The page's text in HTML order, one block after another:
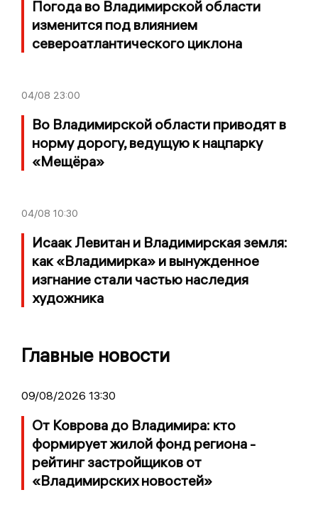
Погода во Владимирской области
изменится под влиянием
североатлантического циклона
04/08 23:00
Во Владимирской области приводят в
норму дорогу, ведущую к нацпарку
«Мещёра»
04/08 10:30
Исаак Левитан и Владимирская земля:
как «Владимирка» и вынужденное
изгнание стали частью наследия
художника
Главные новости
09/08/2026 13:30
От Коврова до Владимира: кто
формирует жилой фонд региона -
рейтинг застройщиков от
«Владимирских новостей»